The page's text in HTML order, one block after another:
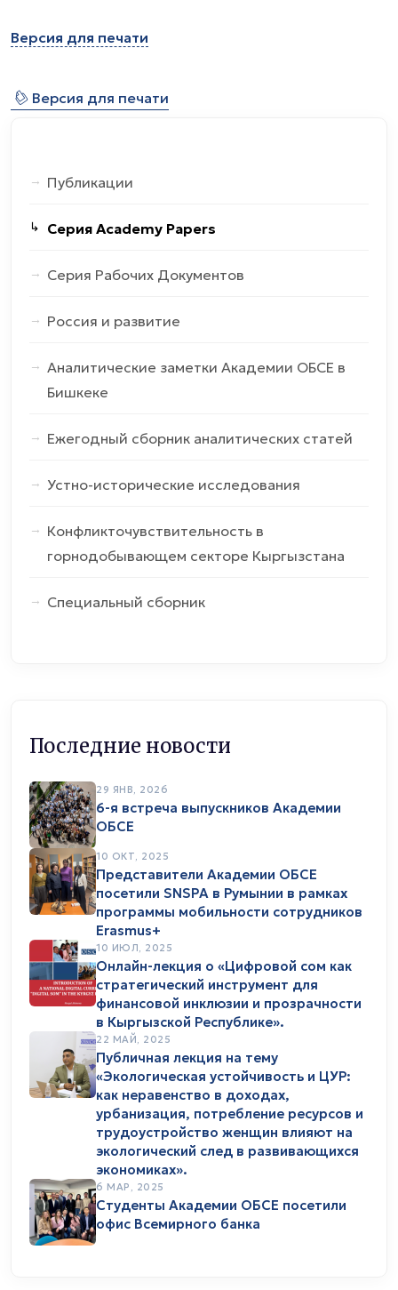
Версия для печати
⎙ Версия для печати
Публикации
Серия Academy Papers
Серия Рабочих Документов
Россия и развитие
Аналитические заметки Академии ОБСЕ в
Бишкеке
Ежегодный сборник аналитических статей
Устно-исторические исследования
Конфликточувствительность в
горнодобывающем секторе Кыргызстана
Специальный сборник
Последние новости
29 ЯНВ, 2026
6-я встреча выпускников Академии
ОБСЕ
10 ОКТ, 2025
Представители Академии ОБСЕ
посетили SNSPA в Румынии в рамках
программы мобильности сотрудников
Erasmus+
10 ИЮЛ, 2025
Онлайн-лекция о «Цифровой сом как
стратегический инструмент для
финансовой инклюзии и прозрачности
в Кыргызской Республике».
22 МАЙ, 2025
Публичная лекция на тему
«Экологическая устойчивость и ЦУР:
как неравенство в доходах,
урбанизация, потребление ресурсов и
трудоустройство женщин влияют на
экологический след в развивающихся
экономиках».
6 МАР, 2025
Студенты Академии ОБСЕ посетили
офис Всемирного банка